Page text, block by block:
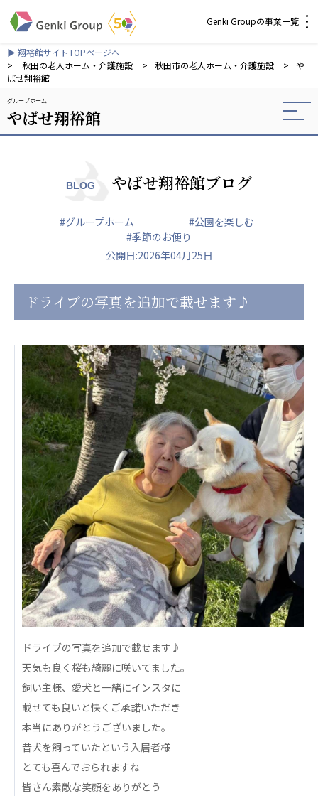
Genki Groupの事業一覧
介護・福祉
社会福祉法人 元気村グループ
社会福祉法人元気村
社会福祉法人長寿の森
株式会社 サンガジャパン
株式会社Genkiリレーションズ
一般社団法人 日本高齢者福祉協会
株式会社 爽やかな風沖縄
爽やかな風 中部エリア
爽やかな風 那覇エリア
株式会社 鷹揚館
鷹揚館
社会福祉法人 共生会
特別養護老人ホーム 共生の家
株式会社 アジアメデカ元気事業団
アジアメデカ元気事業団
株式会社 爽やかな風九州
爽やかな風九州
株式会社 七星
七星
社会福祉法人 福ふく
福ふく
株式会社 せきれい
せきれい
社会福祉法人 心の会
心の会
医療（共に生きる仲間達）
S-Labo（渋谷院）
医療法人社団 デンタルケアコミュニティ
フォレストデンタルクリニック
▶ 翔裕館サイトTOPページへ
>
秋田の老人ホーム・介護施設 > 秋田市の老人ホーム・介護施設 >
や
ばせ翔裕館
グループホーム
やばせ翔裕館
BLOG やばせ翔裕館ブログ
#グループホーム
#公園を楽しむ
#季節のお便り
公開日:2026年04月25日
ドライブの写真を追加で載せます♪
ドライブの写真を追加で載せます♪
天気も良く桜も綺麗に咲いてました。
飼い主様、愛犬と一緒にインスタに
載せても良いと快くご承諾いただき
本当にありがとうございました。
昔犬を飼っていたという入居者様
とても喜んでおられますね
皆さん素敵な笑顔をありがとう